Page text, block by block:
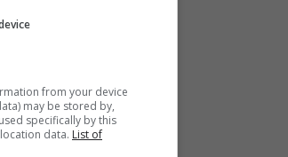
argentina
quale
in evidenza
from your device
may be stored by,
specifically by this
data. List of